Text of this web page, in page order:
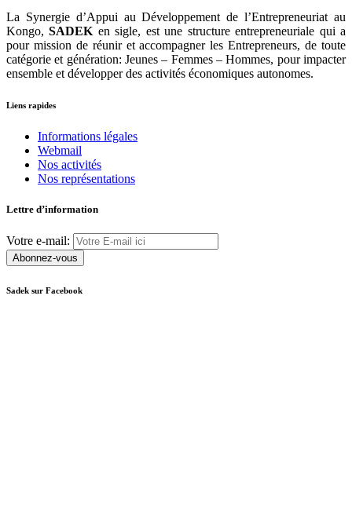
La Synergie d’Appui au Développement de l’Entrepreneuriat au
Kongo,SADEK en sigle, est une structure entrepreneuriale qui a
pour mission de réunir et accompagner les Entrepreneurs, de toute
catégorie et génération: Jeunes – Femmes – Hommes, pour impacter
ensemble et développer des activités économiques autonomes.
Liens rapides
Informations légales
Webmail
Nos activités
Nos représentations
Lettre d’information
Votre e-mail:
Sadek sur Facebook